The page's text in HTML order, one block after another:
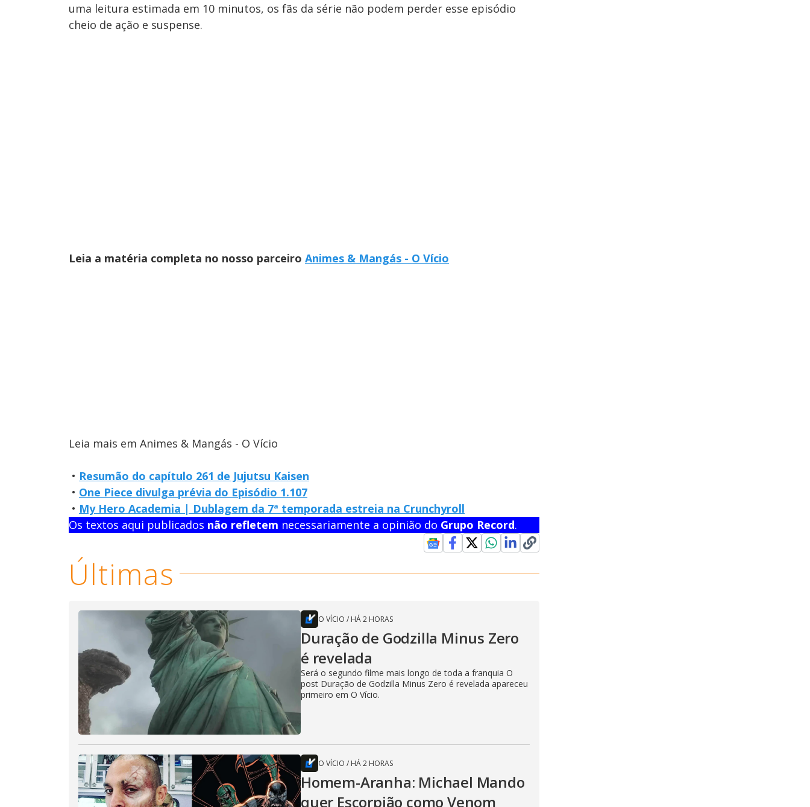
uma leitura estimada em 10 minutos, os fãs da série não podem perder esse episódio
cheio de ação e suspense.
Leia a matéria completa no nosso parceiro Animes & Mangás - O Vício
Leia mais em Animes & Mangás - O Vício
• Resumão do capítulo 261 de Jujutsu Kaisen
• One Piece divulga prévia do Episódio 1.107
• My Hero Academia | Dublagem da 7ª temporada estreia na Crunchyroll
Os textos aqui publicados não refletem necessariamente a opinião do Grupo Record.
Últimas
O VÍCIO / HÁ 2 HORAS
Duração de Godzilla Minus Zero
é revelada
Será o segundo filme mais longo de toda a franquia O
post Duração de Godzilla Minus Zero é revelada apareceu
primeiro em O Vício.
O VÍCIO / HÁ 2 HORAS
Homem-Aranha: Michael Mando
quer Escorpião como Venom